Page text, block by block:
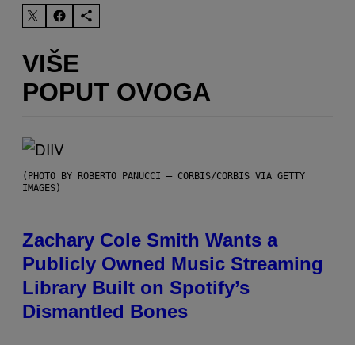
VIŠE
POPUT OVOGA
(PHOTO BY ROBERTO PANUCCI – CORBIS/CORBIS VIA GETTY
IMAGES)
Zachary Cole Smith Wants a
Publicly Owned Music Streaming
Library Built on Spotify’s
Dismantled Bones